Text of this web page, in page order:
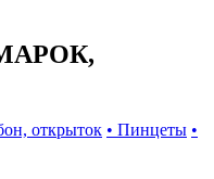
открыток • Пинцеты •